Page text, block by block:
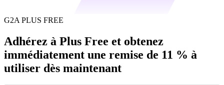
G2A PLUS FREE
Adhérez à Plus Free et obtenez
immédiatement une remise de 11 % à
utiliser dès maintenant